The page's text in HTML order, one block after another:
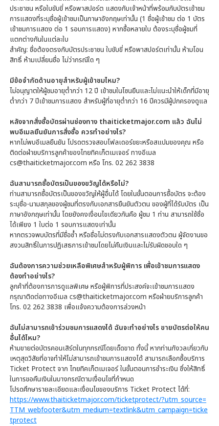
ประชาชน หรือใบขับขี่ หรือพาสปอร์ต แสดงกับเจ้าหน้าที่พร้อมกับบัตรเข้าชม
การแสดงที่ระบุชื่อผู้เข้าชมเป็นภาษาอังกฤษเท่านั้น (1 ชื่อผู้เข้าชม ต่อ 1 บัตร
เข้าชมการแสดง ต่อ 1 รอบการแสดง) หากซื้อหลายใบ ต้องระบุชื่อผู้ชมที่
แตกต่างกันในแต่ละใบ
สำคัญ: ชื่อต้องตรงกับบัตรประชาชน ใบขับขี่ หรือพาสปอร์ตเท่านั้น ห้ามโอน
สิทธิ์ ห้ามเปลี่ยนชื่อ ไม่ว่ากรณีใด ๆ
มีข้อจำกัดด้านอายุสำหรับผู้เข้าชมไหม?
ไม่อนุญาตให้ผู้ชมอายุต่ำกว่า 12 ปี เข้าชมในโซนยืนและไม่แนะนำให้เด็กที่มีอายุ
ต่ำกว่า 7 ปีเข้าชมการแสดง สำหรับผู้ที่อายุต่ำกว่า 16 ปีควรมีผู้ปกครองดูแล
หลังจากสั่งซื้อบัตรผ่านช่องทาง thaiticketmajor.com แล้ว ฉันไม่
พบอีเมลยืนยันการสั่งซื้อ ควรทำอย่างไร?
หากไม่พบอีเมลยืนยัน โปรดตรวจสอบโฟลเดอร์ขยะหรือสแปมของคุณ หรือ
ติดต่อฝ่ายบริการลูกค้าของไทยทิคเก็ตเมเจอร์ ทางอีเมล
cs@thaiticketmajor.com หรือ โทร. 02 262 3838
ฉันสามารถซื้อบัตรเป็นของขวัญได้หรือไม่?
ท่านสามารถซื้อบัตรเป็นของขวัญให้ผู้อื่นได้ โดยในขั้นตอนการซื้อบัตร จะต้อง
ระบุชื่อ-นามสกุลของผู้ชมที่ตรงกับเอกสารยืนยันตัวตน ของผู้ที่ได้รับบัตร เป็น
ภาษาอังกฤษเท่านั้น โดยยังคงเงื่อนไขเดียวกันคือ ผู้ชม 1 ท่าน สามารถใช้ชื่อ
ได้เพียง 1 ใบต่อ 1 รอบการแสดงเท่านั้น
หากตรวจพบบัตรที่มีชื่อซ้ำ หรือชื่อไม่ตรงกับเอกสารแสดงตัวตน ผู้จัดงานขอ
สงวนสิทธิ์ในการปฏิเสธการเข้าชมโดยไม่คืนเงินและไม่รับผิดชอบใด ๆ
ฉันต้องการความช่วยเหลือพิเศษสำหรับผู้พิการ เพื่อเข้าชมการแสดง
ต้องทำอย่างไร?
ลูกค้าที่ต้องการการดูแลพิเศษ หรือผู้พิการที่ประสงค์จะเข้าชมการแสดง
กรุณาติดต่อทางอีเมล cs@thaiticketmajor.com หรือฝ่ายบริการลูกค้า
โทร. 02 262 3838 เพื่อแจ้งความต้องการล่วงหน้า
ฉันไม่สามารถเข้าร่วมชมการแสดงได้ ฉันจะทำอย่างไร ขายบัตรต่อให้คน
อื่นได้ไหม?
ห้ามขายต่อบัตรคอนเสิร์ตในทุกกรณีโดยเด็ดขาด ทั้งนี้ หากท่านกังวลเกี่ยวกับ
เหตุสุดวิสัยที่อาจทำให้ไม่สามารถเข้าชมการแสดงได้ สามารถเลือกซื้อบริการ
Ticket Protect จาก ไทยทิคเก็ตเมเจอร์ ในขั้นตอนการชำระเงิน ซึ่งให้สิทธิ์
ในการขอคืนเงินในบางกรณีตามเงื่อนไขที่กำหนด
โปรดศึกษารายละเอียดและเงื่อนไขของบริการ Ticket Protect ได้ที่:
https://www.thaiticketmajor.com/ticketprotect/?utm_source=
TTM_webfooter&utm_medium=textlink&utm_campaign=ticke
tprotect